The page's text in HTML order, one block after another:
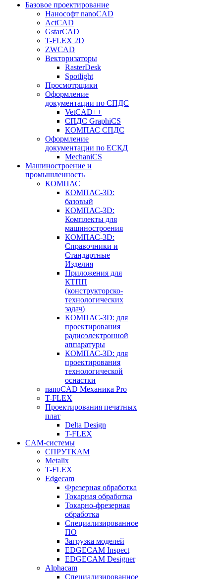
Базовое проектирование
Нанософт nanoCAD
ActCAD
GstarCAD
T-FLEX 2D
ZWCAD
Векторизаторы
RasterDesk
Spotlight
Просмотрщики
Оформление
документации по СПДС
VetCAD++
СПДС GraphiCS
КОМПАС СПДС
Оформление
документации по ЕСКД
MechaniCS
Машиностроение и
промышленность
КОМПАС
КОМПАС-3D:
базовый
КОМПАС-3D:
Комплекты для
машиностроения
КОМПАС-3D:
Справочники и
Стандартные
Изделия
Приложения для
КТПП
(конструкторско-
технологических
задач)
КОМПАС-3D: для
проектирования
радиоэлектронной
аппаратуры
КОМПАС-3D: для
проектирования
технологической
оснастки
nanoCAD Механика Pro
T-FLEX
Проектирования печатных
плат
Delta Design
T-FLEX
CAM-системы
СПРУТКAM
Metalix
T-FLEX
Edgecam
Фрезерная обработка
Токарная обработка
Токарно-фрезерная
обработка
Специализированное
ПО
Загрузка моделей
EDGECAM Inspect
EDGECAM Designer
Alphacam
Специализированное